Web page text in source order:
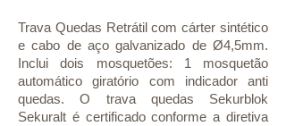
Trava Quedas Retrátil com cárter sintético
e cabo de aço galvanizado de Ø4,5mm.
Inclui dois mosquetões: 1 mosquetão
automático giratório com indicador anti
quedas. O trava quedas Sekurblok
Sekuralt é certificado conforme a diretiva